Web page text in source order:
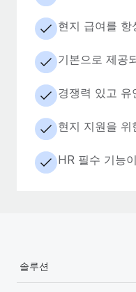
현지 급여를 항
기본으로 제공
경쟁력 있고 유
현지 지원을 위
HR 필수 기능
솔루션